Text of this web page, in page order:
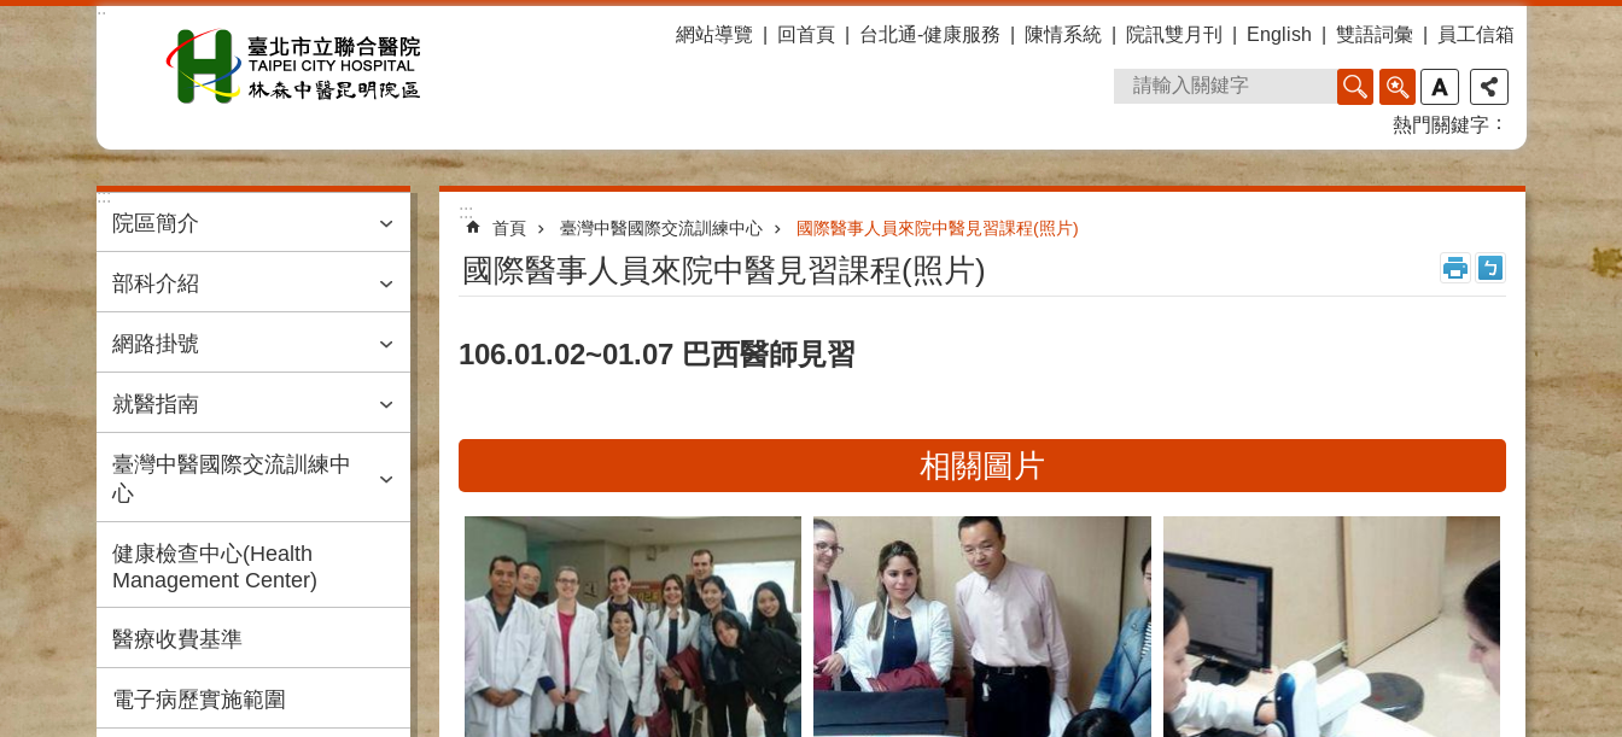
跳到主要內容區塊
:::
網站導覽
回首頁 台北通-健康服務 陳情系統 院訊雙月刊 English 雙語詞彙 員工信箱
熱門關鍵字
:::
院區簡介
部科介紹
網路掛號
就醫指南
臺灣中醫國際交流訓練中
心
健康檢查中心(Health
Management Center)
醫療收費基準
電子病歷實施範圍
:::
首頁 臺灣中醫國際交流訓練中心 國際醫事人員來院中醫見習課程(照片)
國際醫事人員來院中醫見習課程(照片)
106.01.02~01.07 巴西醫師見習
相關圖片